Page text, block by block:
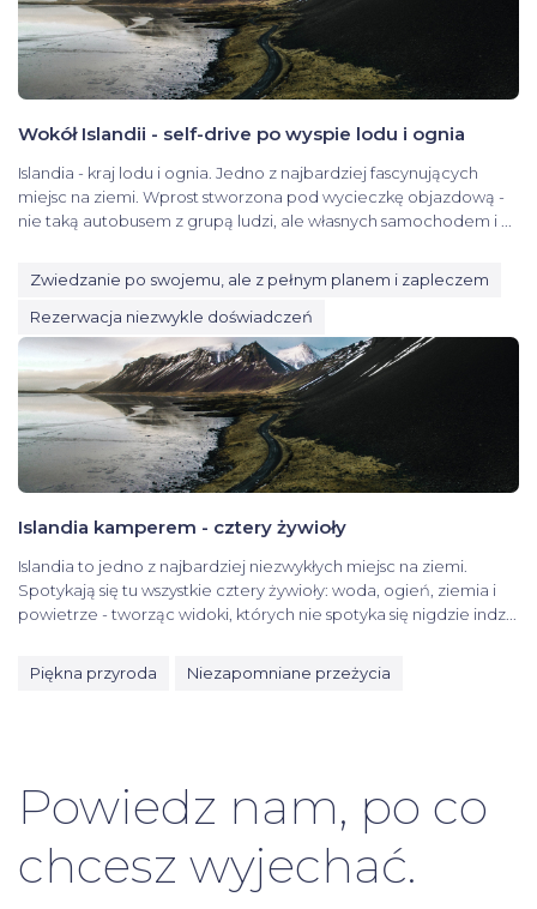
Wokół Islandii - self-drive po wyspie lodu i ognia
Islandia - kraj lodu i ognia. Jedno z najbardziej fascynujących
miejsc na ziemi. Wprost stworzona pod wycieczkę objazdową -
nie taką autobusem z grupą ludzi, ale własnych samochodem i ...
Zwiedzanie po swojemu, ale z pełnym planem i zapleczem
Rezerwacja niezwykle doświadczeń
Islandia kamperem - cztery żywioły
Islandia to jedno z najbardziej niezwykłych miejsc na ziemi.
Spotykają się tu wszystkie cztery żywioły: woda, ogień, ziemia i
powietrze - tworząc widoki, których nie spotyka się nigdzie indz...
Piękna przyroda Niezapomniane przeżycia
Powiedz nam, po co
chcesz wyjechać.